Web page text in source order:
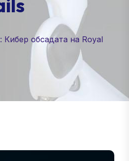
Кибер обсадата на Royal